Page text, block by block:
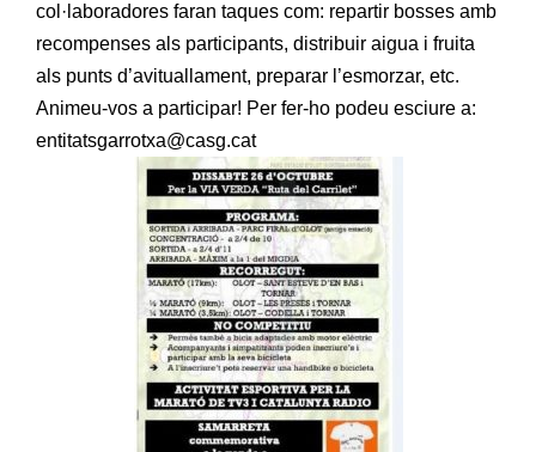
col·laboradores faran taques com: repartir bosses amb
recompenses als participants, distribuir aigua i fruita
als punts d’avituallament, preparar l’esmorzar, etc.
Animeu-vos a participar! Per fer-ho podeu esciure a:
entitatsgarrotxa@casg.cat